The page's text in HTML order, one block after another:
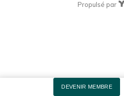
DEVENIR MEMBRE
Propulsé par